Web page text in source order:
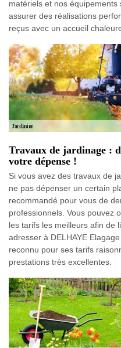
matériels et nos
assurer des réalisations
reçus avec un accueil
Travaux de jardinage :
votre dépense !
Si vous avez des travaux de
ne pas dépenser un certain
recommandé pour vous de
professionnels. Vous pouvez
les tarifs les meilleurs afin de
adresser à DELHAYE
reconnu pour ses tarifs
prestations très excellentes.